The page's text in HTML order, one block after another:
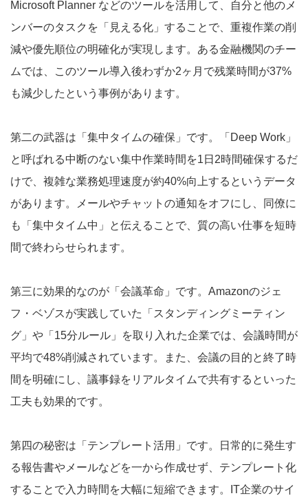
Microsoft Planner などのツールを活用して、自分と他のメ
ンバーのタスクを「見える化」することで、重複作業の削
減や優先順位の明確化が実現します。ある金融機関のチー
ムでは、このツール導入後わずか2ヶ月で残業時間が37%
も減少したという事例があります。
第二の武器は「集中タイムの確保」です。「Deep Work」
と呼ばれる中断のない集中作業時間を1日2時間確保するだ
けで、複雑な業務処理速度が約40%向上するというデータ
があります。メールやチャットの通知をオフにし、同僚に
も「集中タイム中」と伝えることで、質の高い仕事を短時
間で終わらせられます。
第三に効果的なのが「会議革命」です。Amazonのジェ
フ・ベゾスが実践していた「スタンディングミーティン
グ」や「15分ルール」を取り入れた企業では、会議時間が
平均で48%削減されています。また、会議の目的と終了時
間を明確にし、議事録をリアルタイムで共有するといった
工夫も効果的です。
第四の秘密は「テンプレート活用」です。日常的に発生す
る報告書やメールなどを一から作成せず、テンプレート化
することで入力時間を大幅に短縮できます。IT企業のサイ